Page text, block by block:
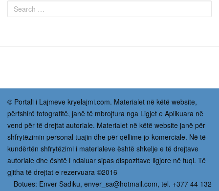
© Portali i Lajmeve kryelajmi.com. Materialet në këtë website,
përfshirë fotografitë, janë të mbrojtura nga Ligjet e Aplikuara në
vend për të drejtat autoriale. Materialet në këtë website janë për
shfrytëzimin personal tuajin dhe për qëllime jo-komerciale. Në të
kundërtën shfrytëzimi i materialeve është shkelje e të drejtave
autoriale dhe është i ndaluar sipas dispozitave ligjore në fuqi. Të
gjitha të drejtat e rezervuara ©2016
Botues: Enver Sadiku, enver_sa@hotmail.com, tel. +377 44 132